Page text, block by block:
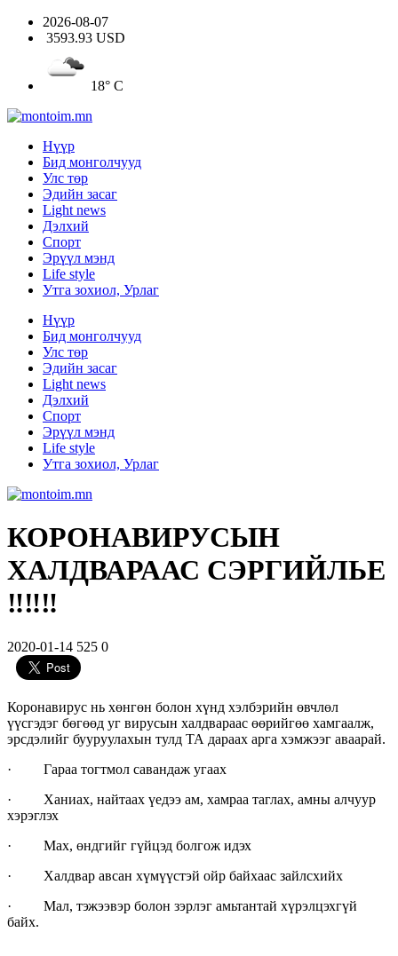
2026-08-07
3593.93 USD
18° C
Нүүр
Бид монголчууд
Улс төр
Эдийн засаг
Light news
Дэлхий
Спорт
Эрүүл мэнд
Life style
Утга зохиол, Урлаг
Нүүр
Бид монголчууд
Улс төр
Эдийн засаг
Light news
Дэлхий
Спорт
Эрүүл мэнд
Life style
Утга зохиол, Урлаг
КОРОНАВИРУСЫН
ХАЛДВАРААС СЭРГИЙЛЬЕ
‼️‼️‼️
2020-01-14 525 0
Коронавирус нь хөнгөн болон хүнд хэлбэрийн өвчлөл
үүсгэдэг бөгөөд уг вирусын халдвараас өөрийгөө хамгаалж,
эрсдэлийг бууруулахын тулд ТА дараах арга хэмжээг аваарай.
· Гараа тогтмол савандаж угаах
· Ханиах, найтаах үедээ ам, хамраа таглах, амны алчуур
хэрэглэх
· Мах, өндгийг гүйцэд болгож идэх
· Халдвар авсан хүмүүстэй ойр байхаас зайлсхийх
· Мал, тэжээвэр болон зэрлэг амьтантай хүрэлцэхгүй
байх.